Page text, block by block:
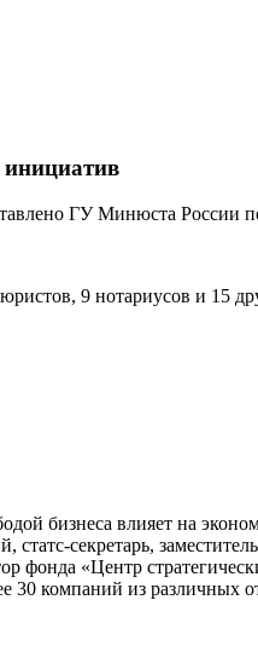
9 нотариусов и 15
бизнеса влияет на
секретарь,
фонда «Центр
30 компаний из различных